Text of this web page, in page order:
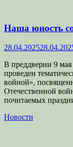
Наша юность
Опубликовано
28.04.2025
В преддверии 9 мая
проведен
войной»,
Отечественной
почитаемых
Категории
Новости